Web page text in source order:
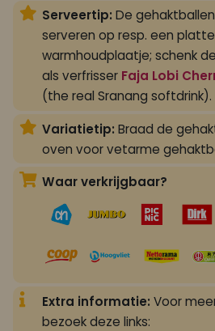
Serveertip: De
serveren op resp. een
warmhoudplaatje; schenk
als verfrisser Faja Lobi
(the real Sranang softdrink).
Variatietip: Braad de
oven voor vetarme
Waar verkrijgbaar?
Extra informatie: Voor
bezoek deze links: